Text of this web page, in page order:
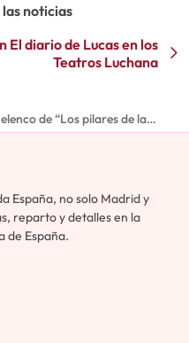
noticias
El diario de Lucas en los
Teatros Luchana
de “Los pilares de la
gira por Bilbao, Zaragoza y el
España, no solo Madrid y
reparto y detalles en la
de España.